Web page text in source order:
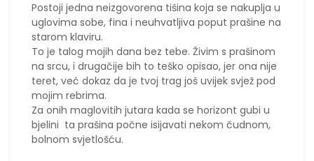
​Postoji jedna neizgovorena tišina koja se nakuplja u
uglovima sobe, fina i neuhvatljiva poput prašine na
starom klaviru.
To je talog mojih dana bez tebe. Živim s prašinom
na srcu, i drugačije bih to teško opisao, jer ona nije
teret, već dokaz da je tvoj trag još uvijek svjež pod
mojim rebrima.
Za onih maglovitih jutara kada se horizont gubi u
bjelini ta prašina počne isijavati nekom čudnom,
bolnom svjetlošću.